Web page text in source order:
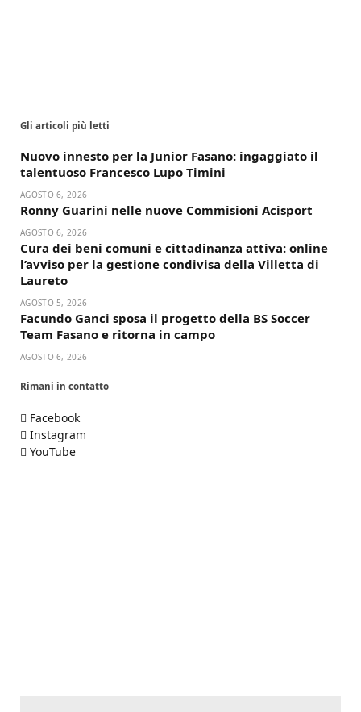
Gli articoli più letti
Nuovo innesto per la Junior Fasano: ingaggiato il
talentuoso Francesco Lupo Timini
AGOSTO 6, 2026
Ronny Guarini nelle nuove Commisioni Acisport
AGOSTO 6, 2026
Cura dei beni comuni e cittadinanza attiva: online
l’avviso per la gestione condivisa della Villetta di
Laureto
AGOSTO 5, 2026
Facundo Ganci sposa il progetto della BS Soccer
Team Fasano e ritorna in campo
AGOSTO 6, 2026
Rimani in contatto
Facebook
Instagram
YouTube